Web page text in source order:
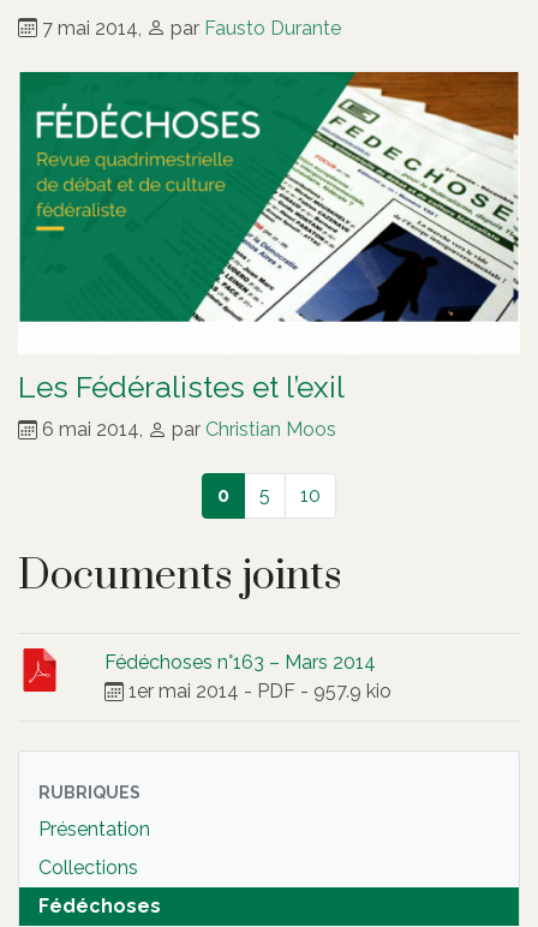
7 mai 2014, par Fausto Durante
Les Fédéralistes et l’exil
6 mai 2014, par Christian Moos
0 5 10
Documents joints
Fédéchoses n°163 – Mars 2014
1er mai 2014 - PDF - 957.9 kio
RUBRIQUES
Présentation
Collections
Fédéchoses